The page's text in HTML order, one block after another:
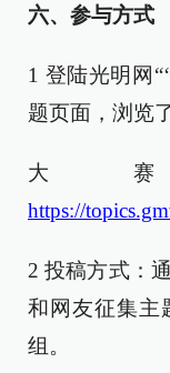
六、参与方式
1 登陆光明网
题页面，浏览
大
https://
2 投稿方式：
和网友征集主
组。